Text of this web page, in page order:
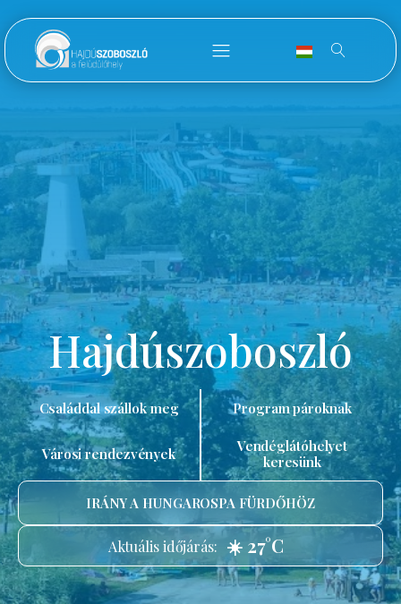
Hajdúszoboszló
Családdal szállok meg Program pároknak
Városi rendezvények
Vendéglátóhelyet
keresünk
IRÁNY A HUNGAROSPA FÜRDŐHÖZ
Aktuális időjárás: ☀️ 27°C